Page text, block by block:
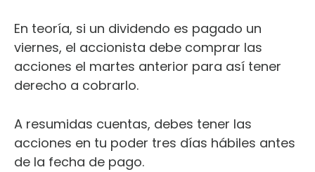
En teoría, si un dividendo es pagado un
viernes, el accionista debe comprar las
acciones el martes anterior para así tener
derecho a cobrarlo.
A resumidas cuentas, debes tener las
acciones en tu poder tres días hábiles antes
de la fecha de pago.